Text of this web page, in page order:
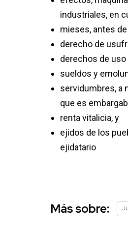
industriales, en
mieses, antes
derecho de
derechos de uso
sueldos y
servidumbres, a
que es
renta vitalicia, y
ejidos de los
ejidatario
Más sobre: